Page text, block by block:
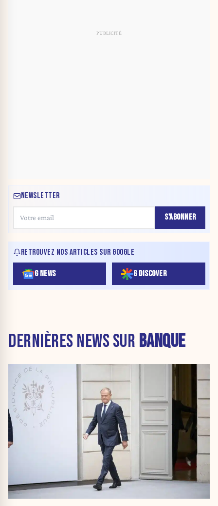
NEWSLETTER
S'ABONNER
RETROUVEZ NOS ARTICLES SUR GOOGLE
G NEWS G DISCOVER
DERNIÈRES NEWS SUR BANQUE